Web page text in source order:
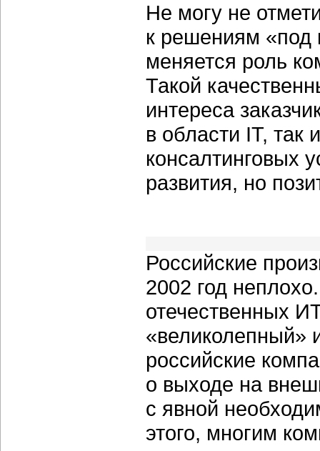
Не могу не
к решениям «под
меняется роль
Такой
интереса
в области IT, так
консалтинговых
развития, но
Российские
2002 год
отечественных
«великолепный»
российские
о выходе на
с явной
этого, многим